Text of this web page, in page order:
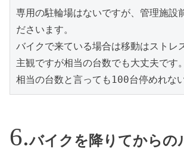
専用の駐輪場はないですが、管理施設
ださいます。
バイクで来ている場合は移動はストレ
主観ですが相当の台数でも大丈夫です。
相当の台数と言っても100台停めれな
バイクを降りてからの